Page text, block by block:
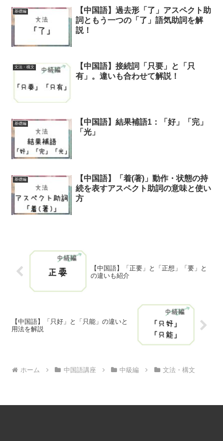
基礎編
【中国語】過去形「了」アスペクト助
詞ともう一つの「了」語気助詞を解
説！
文法・構文
【中国語】接続詞「只要」と「只
有」。違いも合わせて解説！
基礎編
【中国語】結果補語1：「好」「完」
「光」
基礎編
【中国語】「着(著)」動作・状態の持
続を表すアスペクト助詞の意味と使い
方
【中国語】「正要」と「正想」「要」と
の違いも紹介
【中国語】「只好」と「只能」の違いと
用法を解説
ホーム 中国語講座 中級編 文法・構文